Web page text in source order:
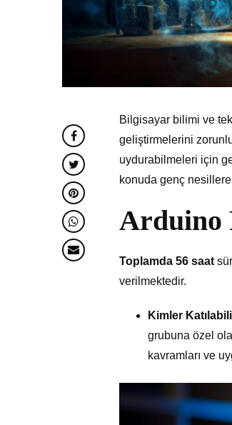
Bilgisayar bilimi ve
geliştirmelerini
uydurabilmeleri için
konuda genç
Arduino
Toplamda 56 saat
verilmektedir.
Kimler
grubuna özel
kavramları ve